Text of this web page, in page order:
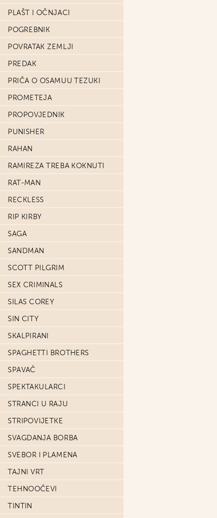
PLAŠT I OČNJACI
POGREBNIK
POVRATAK ZEMLJI
PREDAK
PRIČA O OSAMUU TEZUKI
PROMETEJA
PROPOVJEDNIK
PUNISHER
RAHAN
RAMIREZA TREBA KOKNUTI
RAT-MAN
RECKLESS
RIP KIRBY
SAGA
SANDMAN
SCOTT PILGRIM
SEX CRIMINALS
SILAS COREY
SIN CITY
SKALPIRANI
SPAGHETTI BROTHERS
SPAVAČ
SPEKTAKULARCI
STRANCI U RAJU
STRIPOVIJETKE
SVAGDANJA BORBA
SVEBOR I PLAMENA
TAJNI VRT
TEHNOOČEVI
TINTIN